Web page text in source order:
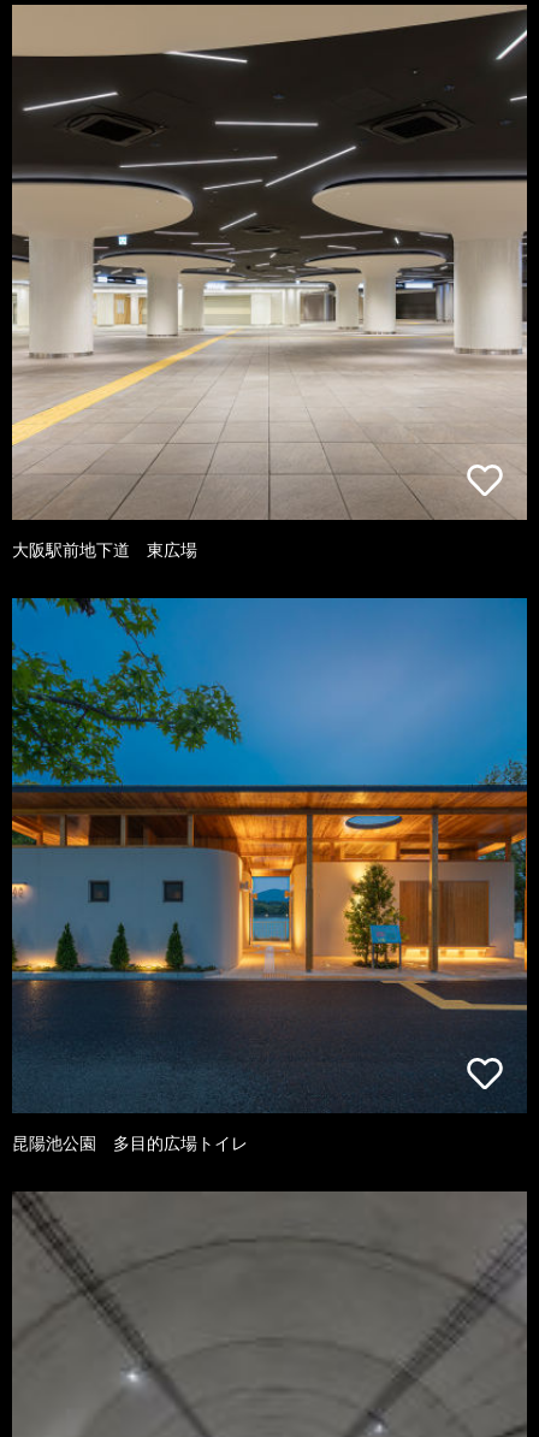
大阪駅前地下道 東広場
昆陽池公園 多目的広場トイレ